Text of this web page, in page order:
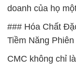
doanh của họ
### Hóa Chất
Tiềm Năng
CMC không chỉ